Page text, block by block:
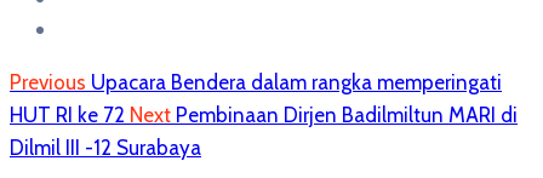
Previous Upacara Bendera dalam rangka memperingati
HUT RI ke 72 Next Pembinaan Dirjen Badilmiltun MARI di
Dilmil III -12 Surabaya